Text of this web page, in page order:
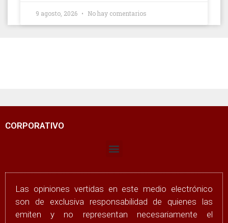
9 agosto, 2026 No hay comentarios
CORPORATIVO
Las opiniones vertidas en este medio electrónico
son de exclusiva responsabilidad de quienes las
emiten y no representan necesariamente el